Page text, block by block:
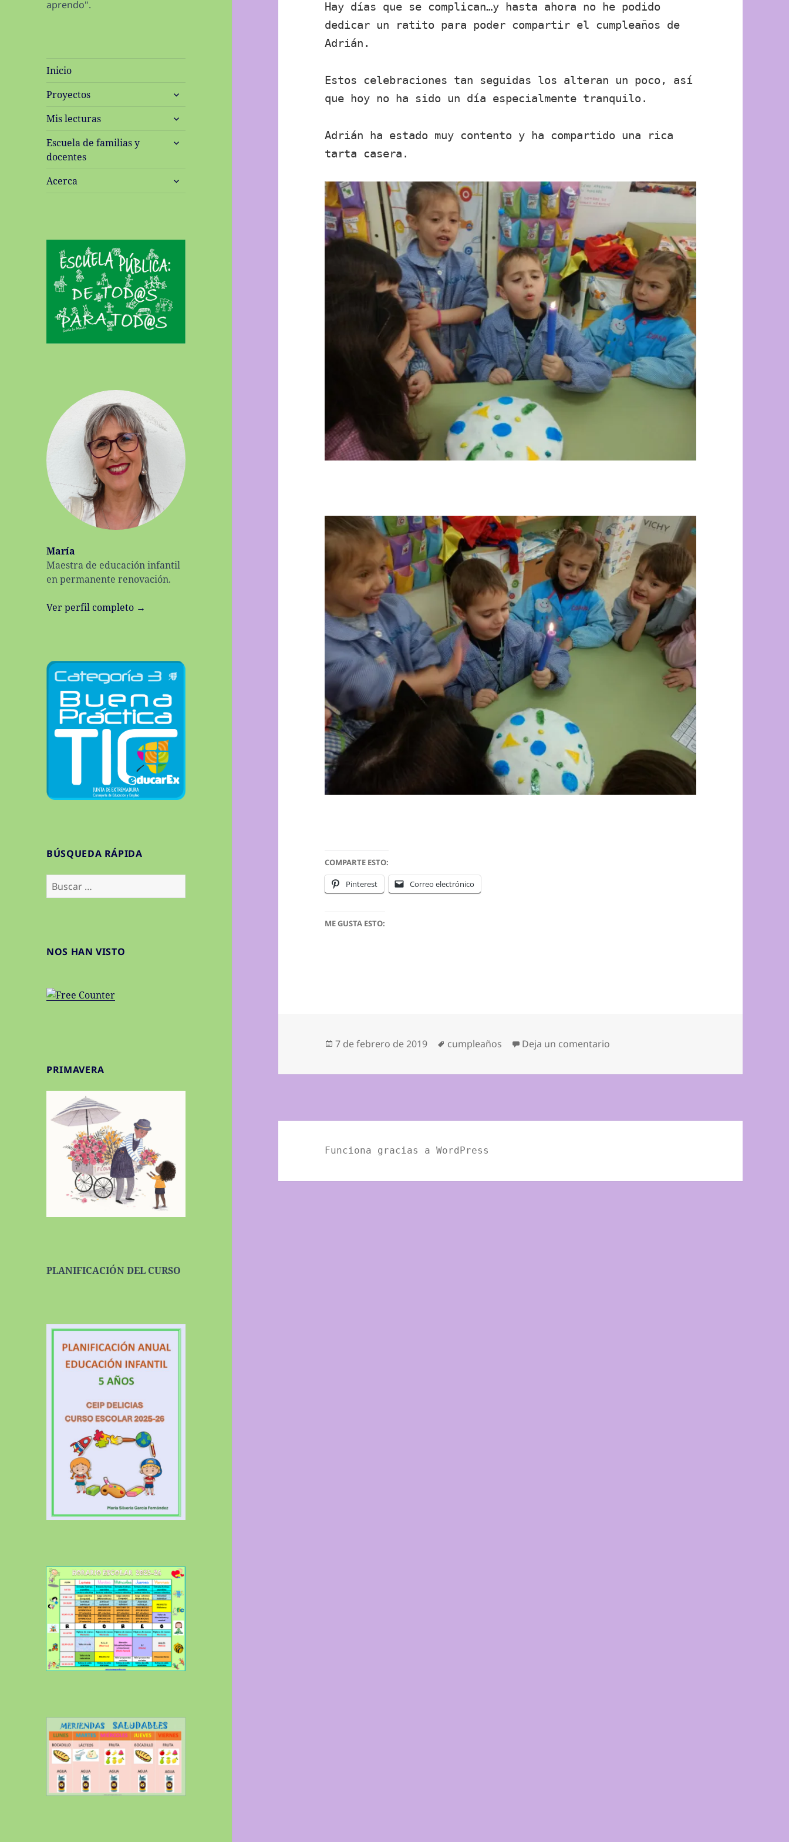
aprendo".
Inicio
Proyectos
expande
menú
Mis lecturas
expande
menú
Escuela de familias y
docentes
expande
inferior
Acerca
expande
María
Maestra de educación infantil
en permanente renovación.
Ver perfil completo →
BÚSQUEDA RÁPIDA
Buscar:
NOS HAN VISTO
PRIMAVERA
PLANIFICACIÓN DEL CURSO
Hay días que se complican…y hasta ahora no he podido
dedicar un ratito para poder compartir el cumpleaños de
Adrián.
Estos celebraciones tan seguidas los alteran un poco, así
que hoy no ha sido un día especialmente tranquilo.
Adrián ha estado muy contento y ha compartido una rica
tarta casera.
COMPARTE ESTO:
Pinterest Correo electrónico
ME GUSTA ESTO:
Publicado
7 de febrero de 2019 Etiquetas
cumpleaños Deja un comentario
Funciona gracias a WordPress